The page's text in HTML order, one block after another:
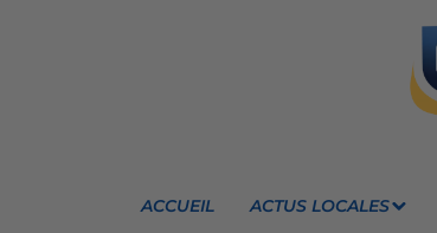
ACCUEIL ACTUS LOCALES